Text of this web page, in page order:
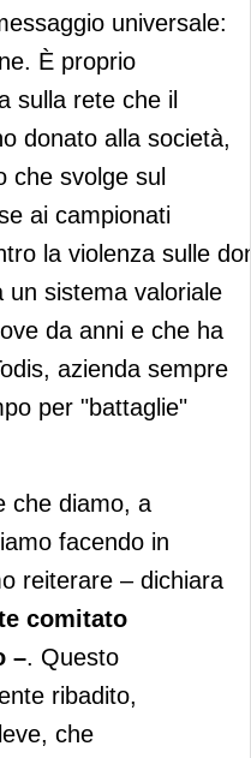
universale:
È proprio
sulla rete che il
donato alla società,
che svolge sul
ai campionati
la violenza sulle
sistema valoriale
da anni e che ha
azienda sempre
per "battaglie"
che diamo, a
facendo in
reiterare – dichiara
comitato
–. Questo
ribadito,
che